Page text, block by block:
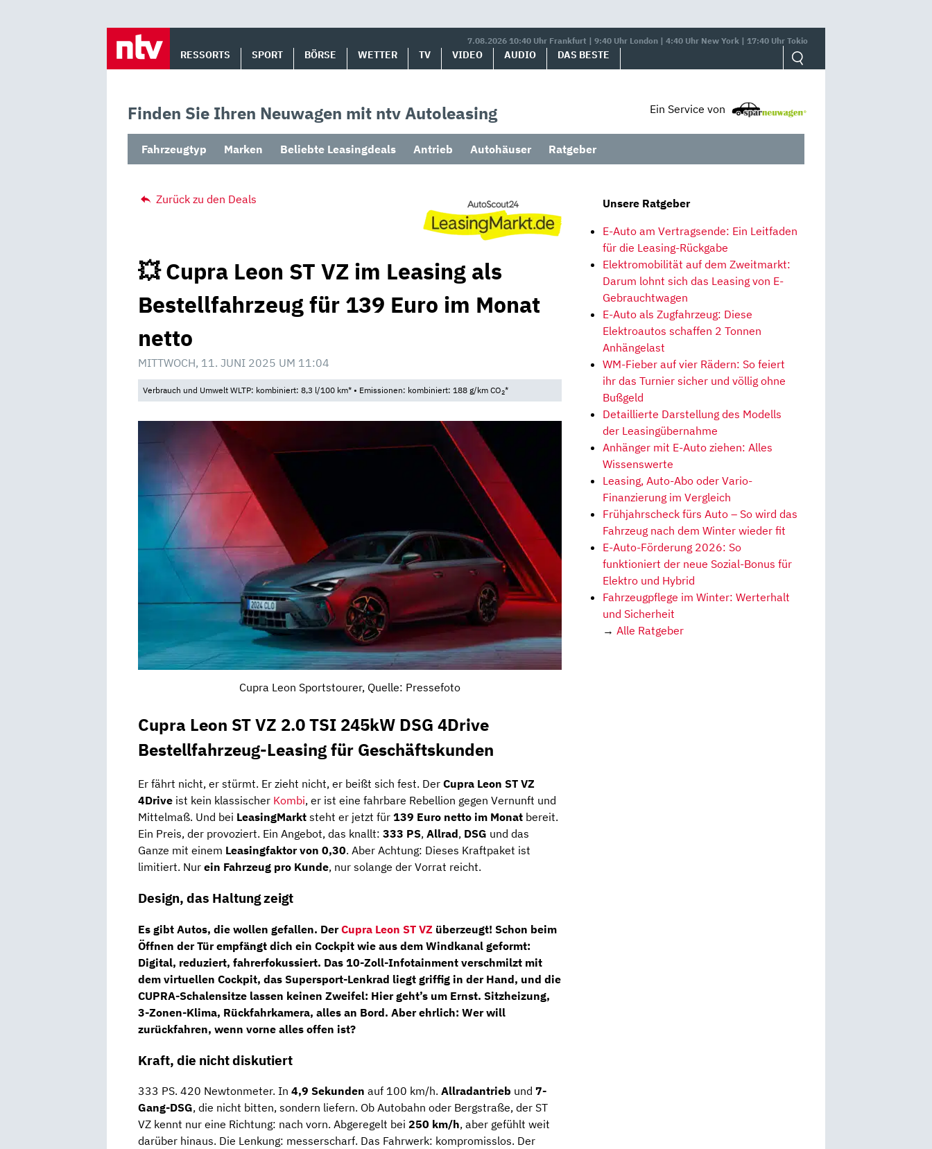
7.08.2026 10:40 Uhr Frankfurt | 9:40 Uhr London | 4:40 Uhr New York | 17:40 Uhr Tokio
RESSORTS SPORT BÖRSE WETTER TV VIDEO AUDIO DAS BESTE
Finden Sie Ihren Neuwagen mit ntv Autoleasing Ein Service von
Fahrzeugtyp Marken Beliebte Leasingdeals Antrieb Autohäuser Ratgeber
Zurück zu den Deals
💥 Cupra Leon ST VZ im Leasing als
Bestellfahrzeug für 139 Euro im Monat
netto
MITTWOCH, 11. JUNI 2025 UM 11:04
Verbrauch und Umwelt WLTP: kombiniert: 8,3 l/100 km* • Emissionen: kombiniert: 188 g/km CO2*
Cupra Leon Sportstourer, Quelle: Pressefoto
Cupra Leon ST VZ 2.0 TSI 245kW DSG 4Drive
Bestellfahrzeug-Leasing für Geschäftskunden
Er fährt nicht, er stürmt. Er zieht nicht, er beißt sich fest. Der Cupra Leon ST VZ
4Drive ist kein klassischer Kombi, er ist eine fahrbare Rebellion gegen Vernunft und
Mittelmaß. Und bei LeasingMarkt steht er jetzt für 139 Euro netto im Monat bereit.
Ein Preis, der provoziert. Ein Angebot, das knallt: 333 PS, Allrad, DSG und das
Ganze mit einem Leasingfaktor von 0,30. Aber Achtung: Dieses Kraftpaket ist
limitiert. Nur ein Fahrzeug pro Kunde, nur solange der Vorrat reicht.
Design, das Haltung zeigt
Es gibt Autos, die wollen gefallen. DerCupra Leon ST VZ überzeugt! Schon beim
Öffnen der Tür empfängt dich ein Cockpit wie aus dem Windkanal geformt:
Digital, reduziert, fahrerfokussiert. Das 10-Zoll-Infotainment verschmilzt mit
dem virtuellen Cockpit, das Supersport-Lenkrad liegt griffig in der Hand, und die
CUPRA-Schalensitze lassen keinen Zweifel: Hier geht’s um Ernst. Sitzheizung,
3-Zonen-Klima, Rückfahrkamera, alles an Bord. Aber ehrlich: Wer will
zurückfahren, wenn vorne alles offen ist?
Kraft, die nicht diskutiert
333 PS. 420 Newtonmeter. In 4,9 Sekunden auf 100 km/h. Allradantrieb und 7-
Gang-DSG, die nicht bitten, sondern liefern. Ob Autobahn oder Bergstraße, der ST
VZ kennt nur eine Richtung: nach vorn. Abgeregelt bei 250 km/h, aber gefühlt weit
darüber hinaus. Die Lenkung: messerscharf. Das Fahrwerk: kompromisslos. Der
Unsere Ratgeber
E-Auto am Vertragsende: Ein Leitfaden
für die Leasing-Rückgabe
Elektromobilität auf dem Zweitmarkt:
Darum lohnt sich das Leasing von E-
Gebrauchtwagen
E-Auto als Zugfahrzeug: Diese
Elektroautos schaffen 2 Tonnen
Anhängelast
WM-Fieber auf vier Rädern: So feiert
ihr das Turnier sicher und völlig ohne
Bußgeld
Detaillierte Darstellung des Modells
der Leasingübernahme
Anhänger mit E-Auto ziehen: Alles
Wissenswerte
Leasing, Auto-Abo oder Vario-
Finanzierung im Vergleich
Frühjahrscheck fürs Auto – So wird das
Fahrzeug nach dem Winter wieder fit
E-Auto-Förderung 2026: So
funktioniert der neue Sozial-Bonus für
Elektro und Hybrid
Fahrzeugpflege im Winter: Werterhalt
und Sicherheit
→ Alle Ratgeber